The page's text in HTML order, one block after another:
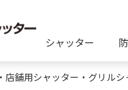
シャッター
店舗用シャッター・グリルシ